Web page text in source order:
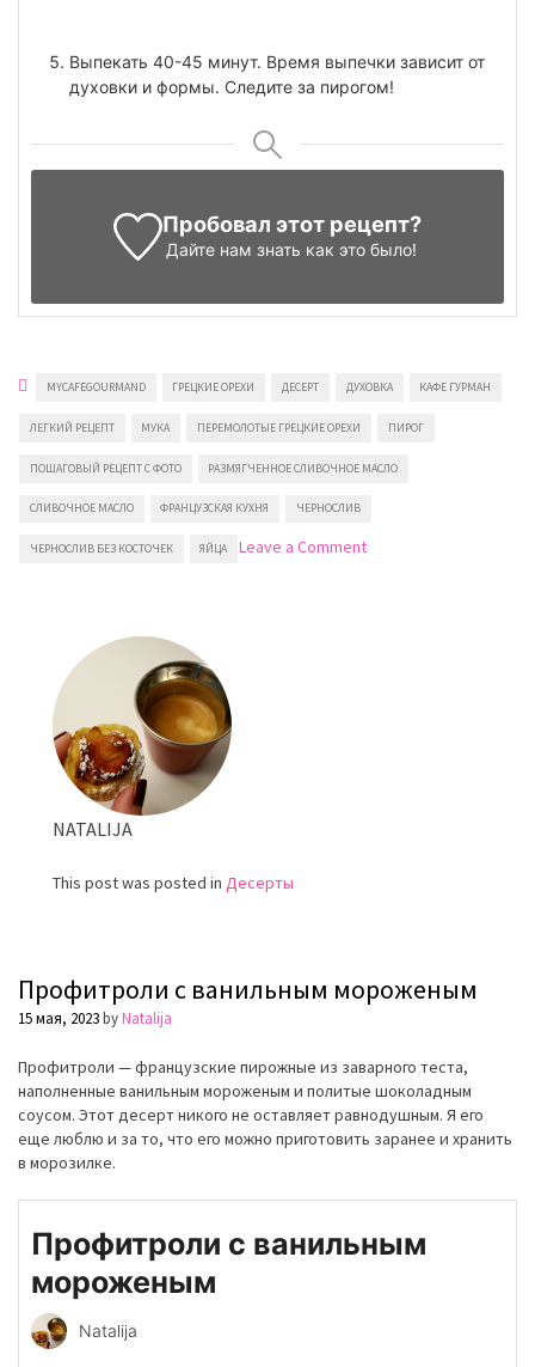
Выпекать 40-45 минут. Время выпечки зависит от
духовки и формы. Следите за пирогом!
Пробовал этот рецепт?
Дайте нам знать как это было!
MYCAFEGOURMAND ГРЕЦКИЕ ОРЕХИ ДЕСЕРТ ДУХОВКА КАФЕ ГУРМАН
ЛЕГКИЙ РЕЦЕПТ МУКА ПЕРЕМОЛОТЫЕ ГРЕЦКИЕ ОРЕХИ ПИРОГ
ПОШАГОВЫЙ РЕЦЕПТ С ФОТО РАЗМЯГЧЕННОЕ СЛИВОЧНОЕ МАСЛО
СЛИВОЧНОЕ МАСЛО ФРАНЦУЗСКАЯ КУХНЯ ЧЕРНОСЛИВ
ЧЕРНОСЛИВ БЕЗ КОСТОЧЕК ЯЙЦА Leave a Commenton
NATALIJA
This post was posted in Десерты
Профитроли с ванильным мороженым
15 мая, 2023byNatalija
Профитроли — французские пирожные из заварного теста,
наполненные ванильным мороженым и политые шоколадным
соусом. Этот десерт никого не оставляет равнодушным. Я его
еще люблю и за то, что его можно приготовить заранее и хранить
в морозилке.
Профитроли с ванильным
мороженым
Natalija